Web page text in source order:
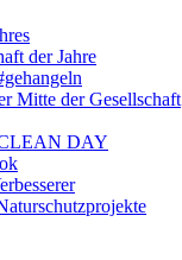
der Jahre
Mitte der Gesellschaft
DAY